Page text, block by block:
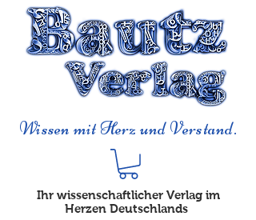
Wissen mit Herz und Verstand.
Ihr wissenschaftlicher Verlag im
Herzen Deutschlands